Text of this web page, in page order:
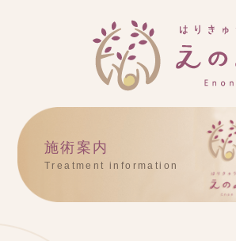
施術案内
Treatment information